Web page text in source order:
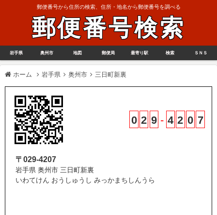
郵便番号から住所の検索、住所・地名から郵便番号を調べる
郵便番号検索
岩手県 奥州市 地図 郵便局 最寄り駅 検索 ＳＮＳ
ホーム 岩手県 奥州市 三日町新裏
0 2 9 - 4 2 0 7
〒029-4207
岩手県 奥州市 三日町新裏
いわてけん おうしゅうし みっかまちしんうら